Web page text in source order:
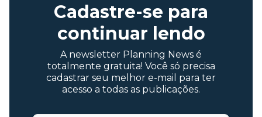
Cadastre-se para
continuar lendo
A newsletter Planning News é
totalmente gratuita! Você só precisa
cadastrar seu melhor e-mail para ter
acesso a todas as publicações.